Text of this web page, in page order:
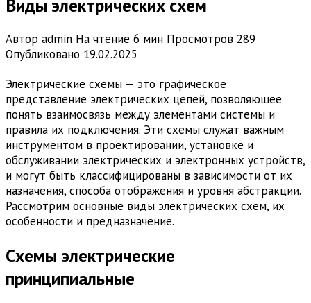
Виды электрических схем
Автор admin На чтение 6 мин Просмотров 289
Опубликовано 19.02.2025
Электрические схемы — это графическое
представление электрических цепей, позволяющее
понять взаимосвязь между элементами системы и
правила их подключения. Эти схемы служат важным
инструментом в проектировании, установке и
обслуживании электрических и электронных устройств,
и могут быть классифицированы в зависимости от их
назначения, способа отображения и уровня абстракции.
Рассмотрим основные виды электрических схем, их
особенности и предназначение.
Схемы электрические
принципиальные